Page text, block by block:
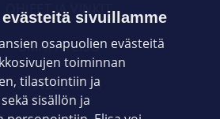
OHJEET JA VINKIT
OMAYHTEISÖ
VIANSELVITYS
sivuillamme
osapuolien evästeitä
toiminnan
tilastointiin ja
sisällön ja